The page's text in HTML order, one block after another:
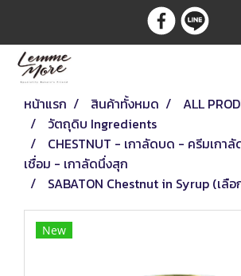
หน้าแรก สินค้าทั้งหมด
ALL
วัตถุดิบ Ingredients
CHESTNUT - เกาลัดบด - ครีมเกาลั
เชื่อม - เกาลัดนึ่งสุก
SABATON Chestnut in Syrup (เลื
New